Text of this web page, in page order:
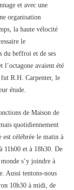
et avec une
organisation
la haute vélocité
le
du beffroi et de ses
l’octagone avaient été
R.H. Carpenter, le
étude.
de Maison de
quotidiennement
est célébrée le matin à
11h00 et à 18h30. De
s’y joindre à
Aussi tentons-nous
10h30 à midi, de